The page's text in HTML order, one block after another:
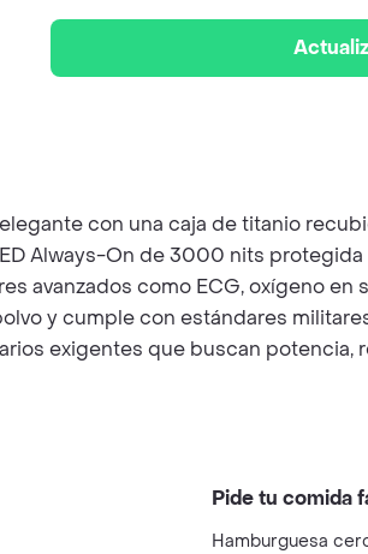
con una caja de titanio
Always-On de 3000 nits
avanzados como ECG, oxígeno en
y cumple con estándares
exigentes que buscan potencia,
Pide tu comida
Hamburguesa